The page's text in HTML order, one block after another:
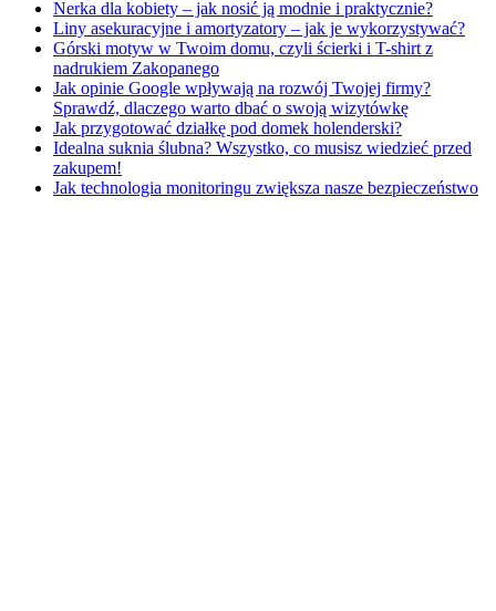
Nerka dla kobiety – jak nosić ją modnie i praktycznie?
Liny asekuracyjne i amortyzatory – jak je wykorzystywać?
Górski motyw w Twoim domu, czyli ścierki i T-shirt z
nadrukiem Zakopanego
Jak opinie Google wpływają na rozwój Twojej firmy?
Sprawdź, dlaczego warto dbać o swoją wizytówkę
Jak przygotować działkę pod domek holenderski?
Idealna suknia ślubna? Wszystko, co musisz wiedzieć przed
zakupem!
Jak technologia monitoringu zwiększa nasze bezpieczeństwo